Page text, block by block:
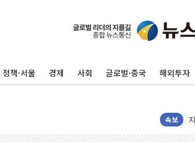
정책·서울 경제 사회 글로벌·중국 해외투자
속보
[
[